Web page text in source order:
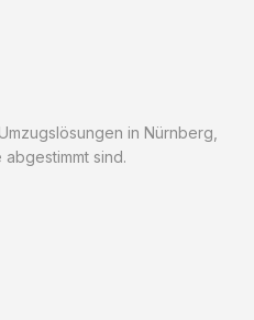
in Nürnberg,
sind.